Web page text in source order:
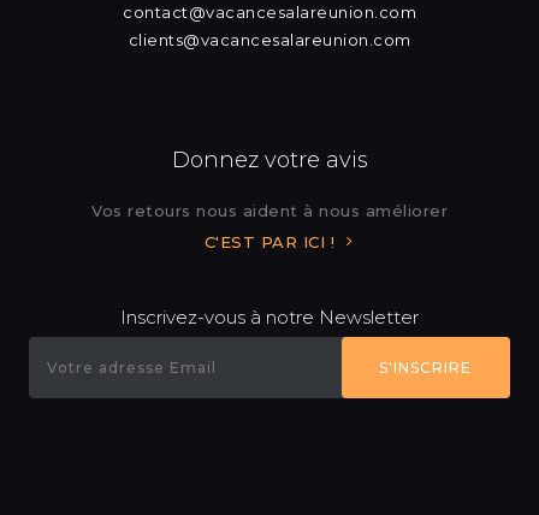
contact@vacancesalareunion.com
clients@vacancesalareunion.com
Donnez votre avis
Vos retours nous aident à nous améliorer
C'EST PAR ICI !
Inscrivez-vous à notre Newsletter